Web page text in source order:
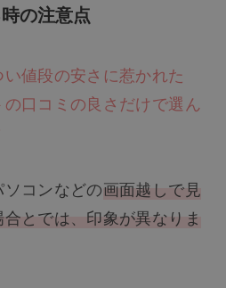
の注意点
値段の安さに惹かれた
口コミの良さだけで選ん
コンなどの画面越しで見
とでは、印象が異なりま